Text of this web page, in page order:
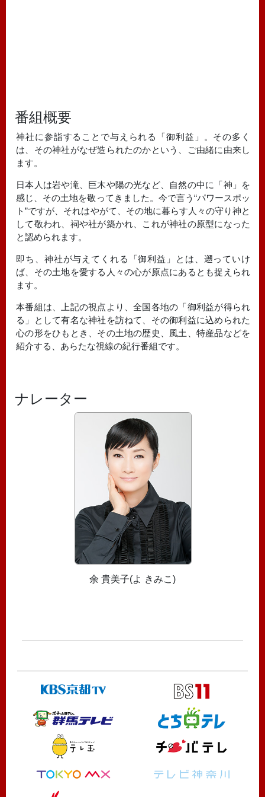
番組概要
神社に参詣することで与えられる「御利益」。その多く
は、その神社がなぜ造られたのかという、ご由緒に由来し
ます。
日本人は岩や滝、巨木や陽の光など、自然の中に「神」を
感じ、その土地を敬ってきました。今で言う“パワースポッ
ト”ですが、それはやがて、その地に暮らす人々の守り神と
して敬われ、祠や社が築かれ、これが神社の原型になった
と認められます。
即ち、神社が与えてくれる「御利益」とは、遡っていけ
ば、その土地を愛する人々の心が原点にあるとも捉えられ
ます。
本番組は、上記の視点より、全国各地の「御利益が得られ
る」として有名な神社を訪ねて、その御利益に込められた
心の形をひもとき、その土地の歴史、風土、特産品などを
紹介する、あらたな視線の紀行番組です。
ナレーター
余 貴美子(よ きみこ)